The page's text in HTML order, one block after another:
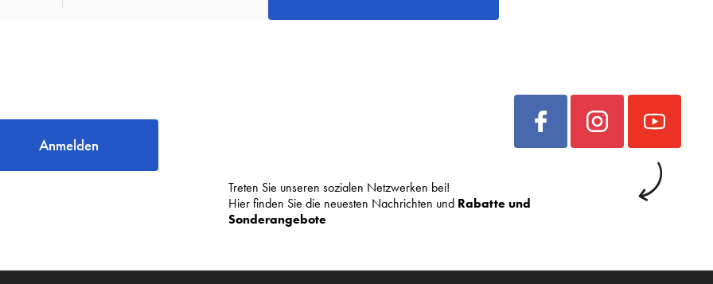
Anmelden
Treten Sie unseren sozialen Netzwerken bei!
Hier finden Sie die neuesten Nachrichten und Rabatte und
Sonderangebote